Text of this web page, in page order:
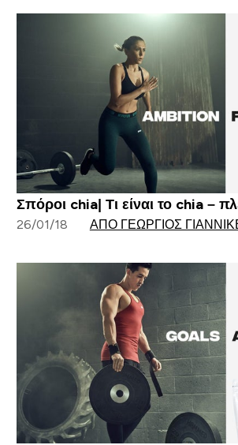
Σπόροι chia| Τι είναι το chia –
26/01/18 ΑΠΌ ΓΕΏΡΓΙΟΣ